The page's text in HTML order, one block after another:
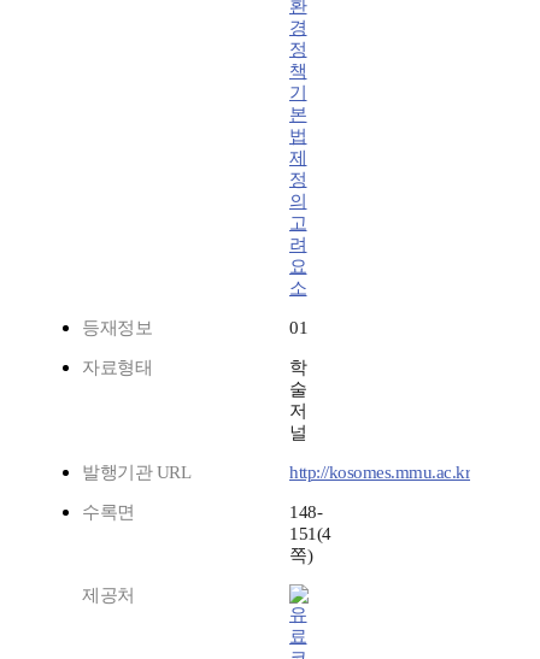
환
경
정
책
기
본
법
제
정
의
고
려
요
소
등재정보 01
자료형태
학
술
저
널
발행기관 URL http://kosomes.mmu.ac.kr
수록면
148-
151(4
쪽)
제공처